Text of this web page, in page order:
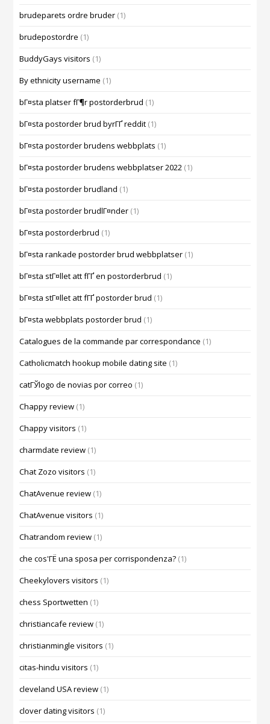
brudeparets ordre bruder (1)
brudepostordre (1)
BuddyGays visitors (1)
By ethnicity username (1)
bГ¤sta platser fГ¶r postorderbrud (1)
bГ¤sta postorder brud byrГҐ reddit (1)
bГ¤sta postorder brudens webbplats (1)
bГ¤sta postorder brudens webbplatser 2022 (1)
bГ¤sta postorder brudland (1)
bГ¤sta postorder brudlГ¤nder (1)
bГ¤sta postorderbrud (1)
bГ¤sta rankade postorder brud webbplatser (1)
bГ¤sta stГ¤llet att fГҐ en postorderbrud (1)
bГ¤sta stГ¤llet att fГҐ postorder brud (1)
bГ¤sta webbplats postorder brud (1)
Catalogues de la commande par correspondance (1)
Catholicmatch hookup mobile dating site (1)
catГЎlogo de novias por correo (1)
Chappy review (1)
Chappy visitors (1)
charmdate review (1)
Chat Zozo visitors (1)
ChatAvenue review (1)
ChatAvenue visitors (1)
Chatrandom review (1)
che cos'ГЁ una sposa per corrispondenza? (1)
Cheekylovers visitors (1)
chess Sportwetten (1)
christiancafe review (1)
christianmingle visitors (1)
citas-hindu visitors (1)
cleveland USA review (1)
clover dating visitors (1)